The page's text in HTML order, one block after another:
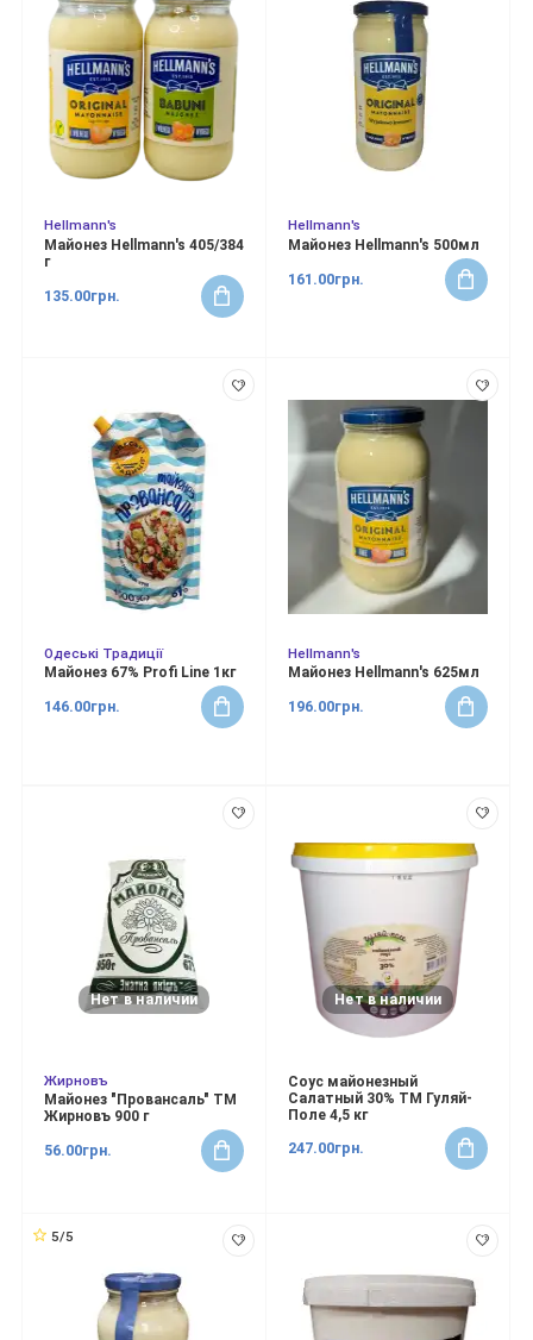
Hellmann's
Майонез Hellmann's 405/384
г
135.00грн.
Hellmann's
Майонез Hellmann's 500мл
161.00грн.
Одеські Традиції
Майонез 67% Profi Line 1кг
146.00грн.
Hellmann's
Майонез Hellmann's 625мл
196.00грн.
Нет в наличии
Жирновъ
Майонез "Провансаль" ТМ
Жирновъ 900 г
56.00грн.
Нет в наличии
Соус майонезный
Салатный 30% ТМ Гуляй-
Поле 4,5 кг
247.00грн.
5/5